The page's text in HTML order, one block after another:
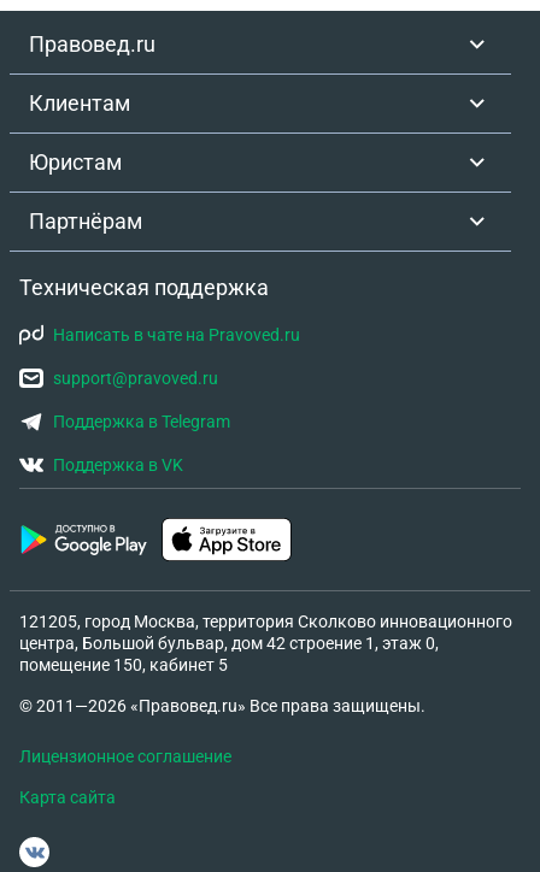
Правовед.ru
Клиентам
Юристам
Партнёрам
Техническая поддержка
Написать в чате на Pravoved.ru
support@pravoved.ru
Поддержка в Telegram
Поддержка в VK
121205, город Москва, территория Сколково инновационного
центра, Большой бульвар, дом 42 строение 1, этаж 0,
помещение 150, кабинет 5
© 2011—2026 «Правовед.ru» Все права защищены.
Лицензионное соглашение
Карта сайта